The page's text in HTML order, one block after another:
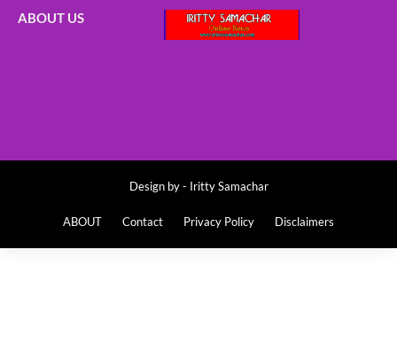
ABOUT US
Design by - Iritty Samachar
ABOUT Contact Privacy Policy Disclaimers